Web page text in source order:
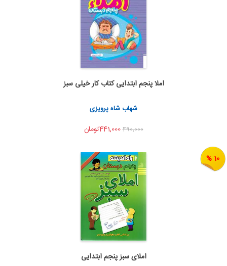
اضافه به سبد خرید
اشتراک گذاری
املا پنجم ابتدایی کتاب کار خیلی سبز
شهاب شاه پرویزی
490,000441,000تومان
10 %
اضافه به سبد خرید
املای سبز پنجم ابتدایی